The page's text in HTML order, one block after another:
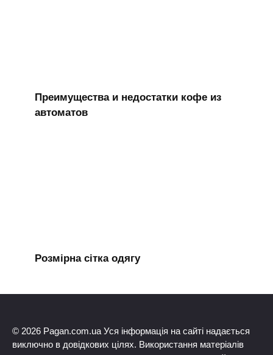
Преимущества и недостатки кофе из
автоматов
Розмірна сітка одягу
© 2026 Pagan.com.ua Уся інформація на сайті надається
виключно в довідкових цілях. Використання матеріалів